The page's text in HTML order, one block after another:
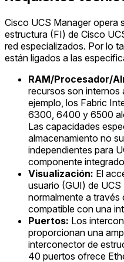
Cisco UCS Manager opera
estructura (FI) de Cisco
red especializados. Por lo
están ligados a las
RAM/Procesador/
recursos son internos
ejemplo, los Fabric
6300, 6400 y 6500
Las capacidades
almacenamiento no
independientes para
componente
Visualización: El
usuario (GUI) de
normalmente a través
compatible con una
Puertos: Los
proporcionan una
interconector de
40 puertos ofrece